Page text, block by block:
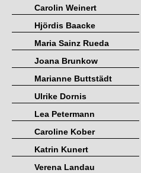
Carolin Weinert
Hjördis Baacke
Maria Sainz Rueda
Joana Brunkow
Marianne Buttstädt
Ulrike Dornis
Lea Petermann
Caroline Kober
Katrin Kunert
Verena Landau